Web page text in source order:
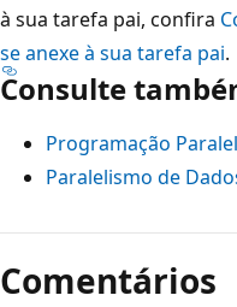
à sua tarefa pai, confira
se anexe à sua tarefa pai.
Consulte
Programação
Paralelismo de
Comentários